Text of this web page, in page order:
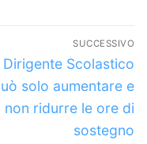
SUCCESSIVO
Dirigente Scolastico
solo aumentare e
non ridurre le ore di
sostegno